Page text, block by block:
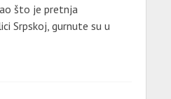
što je pretnja
Srpskoj, gurnute su u